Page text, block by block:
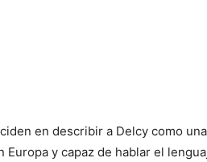
en describir a Delcy como
Europa y capaz de hablar el